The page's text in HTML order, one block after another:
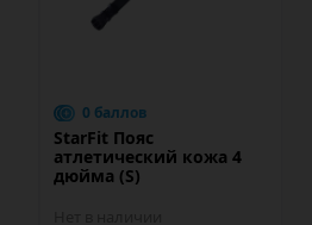
0 баллов
StarFit Пояс
атлетический кожа 4
дюйма (S)